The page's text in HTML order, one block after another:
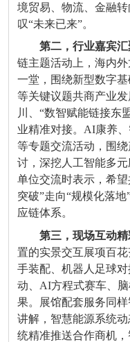
境贸易、物流、金融
叹“未来已来”。
第二，行业嘉宾汇
链主题活动上，海内
一堂，围绕新型数字
等关键议题共商产业
川、 “数智赋能链接东
业精准对接。 AI康养
等专题交流活动，围
讨，深挖人工智能多
单位交流时表示，希
突破”走向“规模化落地
应链体系。
第三，现场互动精
置的实景交互展项百
手装配、机器人足球
动、 AI方程式赛车、
果。展馆配套服务同
讲解，智慧能源系统动
统精准推送合作商机